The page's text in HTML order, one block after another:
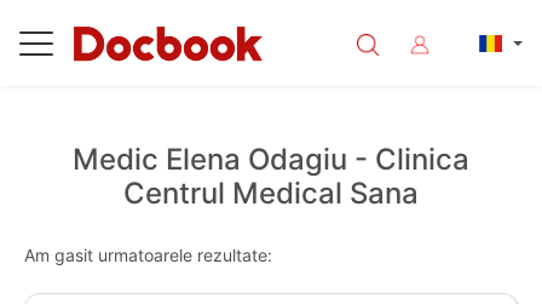
Medic Elena Odagiu - Clinica
Centrul Medical Sana
Am gasit urmatoarele rezultate: